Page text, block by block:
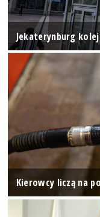
Jekaterynburg
Kierowcy liczą na